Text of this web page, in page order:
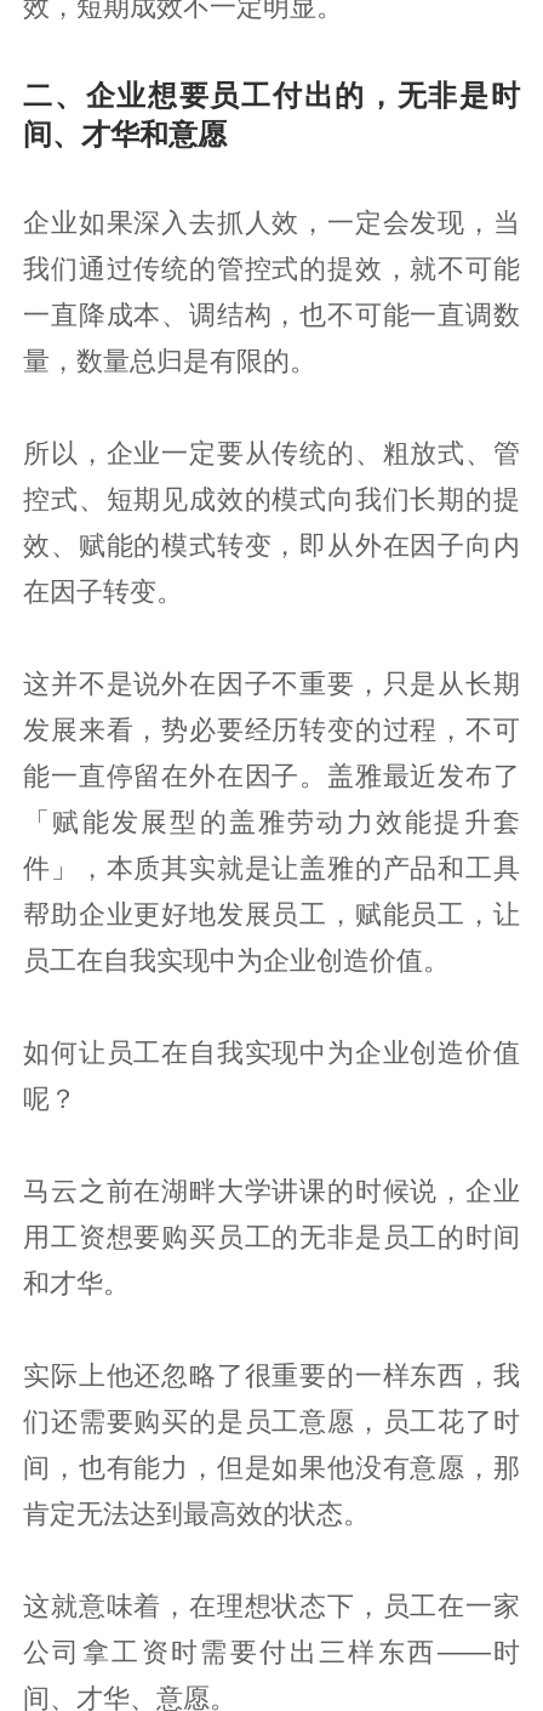
效，短期成效不一定明显。
二、企业想要员工付出的，无非是时
间、才华和意愿
企业如果深入去抓人效，一定会发现，当
我们通过传统的管控式的提效，就不可能
一直降成本、调结构，也不可能一直调数
量，数量总归是有限的。
所以，企业一定要从传统的、粗放式、管
控式、短期见成效的模式向我们长期的提
效、赋能的模式转变，即从外在因子向内
在因子转变。
这并不是说外在因子不重要，只是从长期
发展来看，势必要经历转变的过程，不可
能一直停留在外在因子。盖雅最近发布了
「赋能发展型的盖雅劳动力效能提升套
件」，本质其实就是让盖雅的产品和工具
帮助企业更好地发展员工，赋能员工，让
员工在自我实现中为企业创造价值。
如何让员工在自我实现中为企业创造价值
呢？
马云之前在湖畔大学讲课的时候说，企业
用工资想要购买员工的无非是员工的时间
和才华。
实际上他还忽略了很重要的一样东西，我
们还需要购买的是员工意愿，员工花了时
间，也有能力，但是如果他没有意愿，那
肯定无法达到最高效的状态。
这就意味着，在理想状态下，员工在一家
公司拿工资时需要付出三样东西——时
间、才华、意愿。